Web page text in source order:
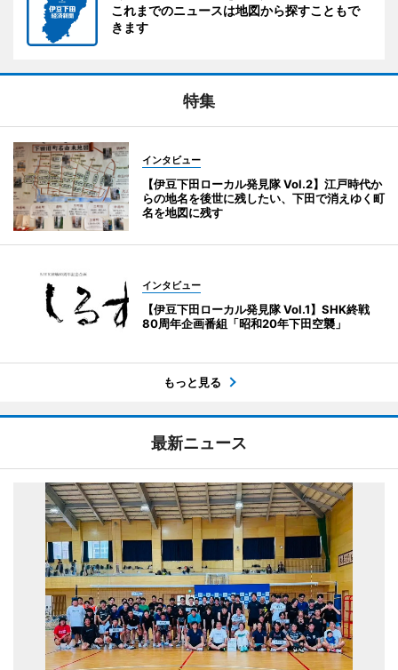
これまでのニュースは地図から探すこともで
きます
特集
インタビュー
【伊豆下田ローカル発見隊 Vol.2】江戸時代か
らの地名を後世に残したい、下田で消えゆく町
名を地図に残す
インタビュー
【伊豆下田ローカル発見隊 Vol.1】SHK終戦
80周年企画番組「昭和20年下田空襲」
もっと見る
最新ニュース